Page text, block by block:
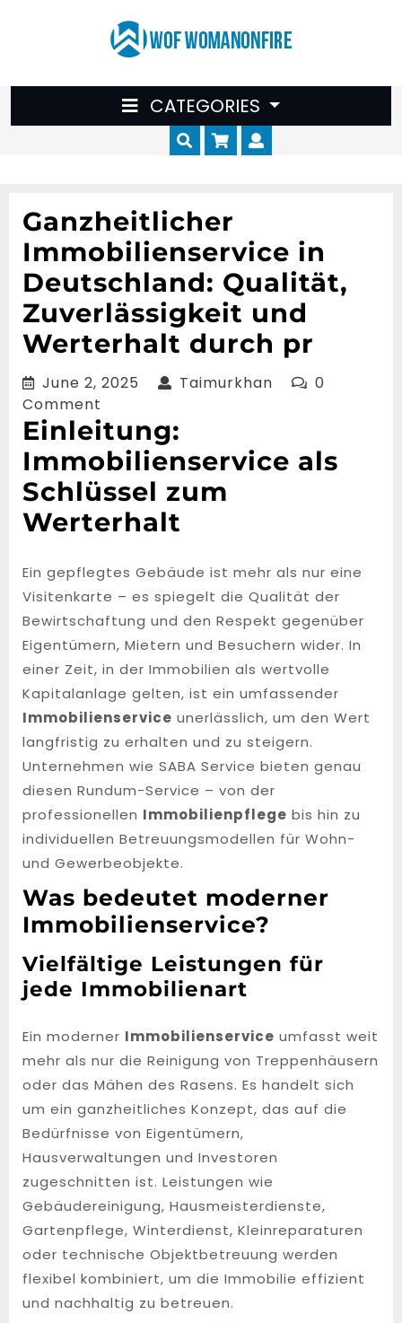
CATEGORIES
Cart
Ganzheitlicher
Immobilienservice in
Deutschland: Qualität,
Zuverlässigkeit und
Werterhalt durch pr
June 2, 2025 June
2025
Taimurkhan Taimurkhan
0
Comment
Einleitung:
Immobilienservice als
Schlüssel zum
Werterhalt
Ein gepflegtes Gebäude ist mehr als nur eine
Visitenkarte – es spiegelt die Qualität der
Bewirtschaftung und den Respekt gegenüber
Eigentümern, Mietern und Besuchern wider. In
einer Zeit, in der Immobilien als wertvolle
Kapitalanlage gelten, ist ein umfassender
Immobilienservice unerlässlich, um den Wert
langfristig zu erhalten und zu steigern.
Unternehmen wie SABA Service bieten genau
diesen Rundum-Service – von der
professionellen Immobilienpflege bis hin zu
individuellen Betreuungsmodellen für Wohn-
und Gewerbeobjekte.
Was bedeutet moderner
Immobilienservice?
Vielfältige Leistungen für
jede Immobilienart
Ein moderner Immobilienservice umfasst weit
mehr als nur die Reinigung von Treppenhäusern
oder das Mähen des Rasens. Es handelt sich
um ein ganzheitliches Konzept, das auf die
Bedürfnisse von Eigentümern,
Hausverwaltungen und Investoren
zugeschnitten ist. Leistungen wie
Gebäudereinigung, Hausmeisterdienste,
Gartenpflege, Winterdienst, Kleinreparaturen
oder technische Objektbetreuung werden
flexibel kombiniert, um die Immobilie effizient
und nachhaltig zu betreuen.